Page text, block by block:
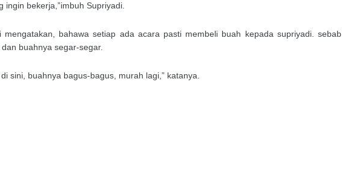
ingin bekerja,”imbuh Supriyadi.
mengatakan, bahawa setiap ada acara pasti membeli buah kepada supriyadi. sebab
buahnya segar-segar.
sini, buahnya bagus-bagus, murah lagi,” katanya.